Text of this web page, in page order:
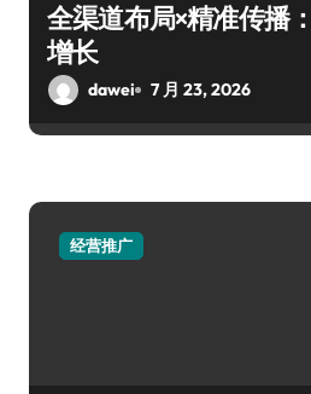
全渠道布局×精准传播
增长
dawei 7 月 23, 2026
经营推广